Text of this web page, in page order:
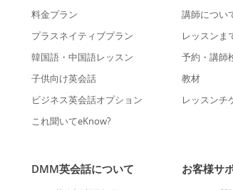
料金プラン
プラスネイティブプラン
韓国語・中国語レッスン
子供向け英会話
ビジネス英会話オプション
これ聞いてeKnow?
講師につい
レッスンま
予約・講師
教材
レッスンチ
DMM英会話について お客様サ